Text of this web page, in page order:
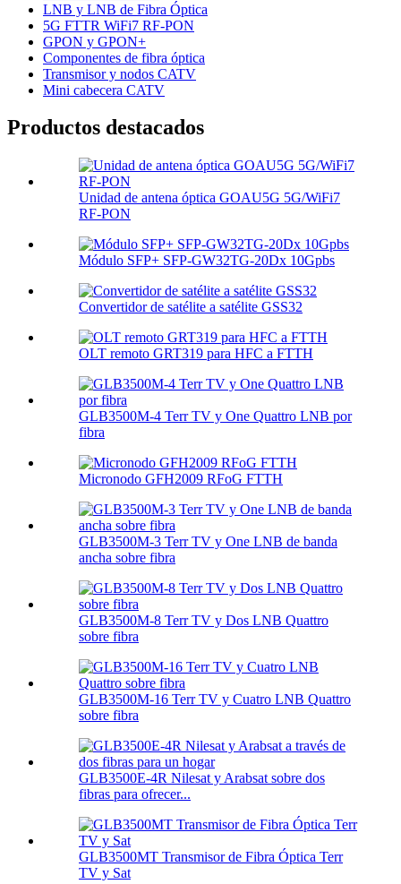
LNB y LNB de Fibra Óptica
5G FTTR WiFi7 RF-PON
GPON y GPON+
Componentes de fibra óptica
Transmisor y nodos CATV
Mini cabecera CATV
Productos destacados
Unidad de antena óptica GOAU5G 5G/WiFi7
RF-PON
Módulo SFP+ SFP-GW32TG-20Dx 10Gpbs
Convertidor de satélite a satélite GSS32
OLT remoto GRT319 para HFC a FTTH
GLB3500M-4 Terr TV y One Quattro LNB por
fibra
Micronodo GFH2009 RFoG FTTH
GLB3500M-3 Terr TV y One LNB de banda
ancha sobre fibra
GLB3500M-8 Terr TV y Dos LNB Quattro
sobre fibra
GLB3500M-16 Terr TV y Cuatro LNB Quattro
sobre fibra
GLB3500E-4R Nilesat y Arabsat sobre dos
fibras para ofrecer...
GLB3500MT Transmisor de Fibra Óptica Terr
TV y Sat